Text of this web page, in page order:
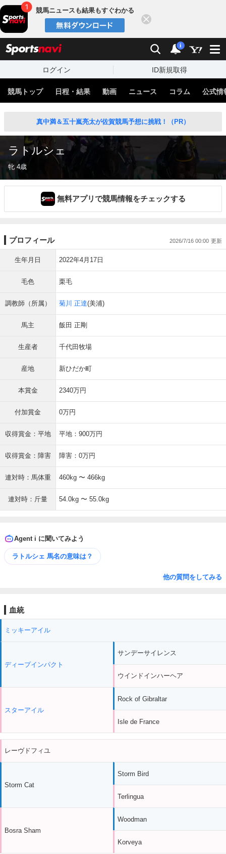
競馬ニュースも結果もすぐわかる
検索 通知
i
ログイン ID新規取得
競馬トップ 日程・結果 動画 ニュース コラム 公式情
真中満＆五十嵐亮太が佐賀競馬予想に挑戦！（PR）
ラトルシェ
牝 4歳
無料アプリで競馬情報をチェックする
プロフィール 2026/7/16 00:00
生年月日 2022年4月17日
毛色 栗毛
調教師（所属） 菊川 正達(美浦)
馬主 飯田 正剛
生産者 千代田牧場
産地 新ひだか町
本賞金 2340万円
付加賞金 0万円
収得賞金：平地 平地：900万円
収得賞金：障害 障害：0万円
連対時：馬体重 460kg 〜 466kg
連対時：斤量 54.0kg 〜 55.0kg
Agent i に聞いてみよう
ラトルシェ 馬名の意味は？
他の質問をしてみる
血統
ミッキーアイル
ディープインパクト
スターアイル
サンデーサイレンス
ウインドインハーヘア
Rock of Gibraltar
Isle de France
レーヴドフィユ
Storm Cat
Bosra Sham
Storm Bird
Terlingua
Woodman
Korveya